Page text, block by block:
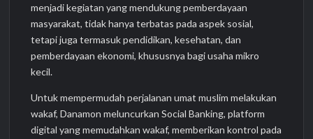
menjadi kegiatan yang mendukung pemberdayaan
masyarakat, tidak hanya terbatas pada aspek sosial,
tetapi juga termasuk pendidikan, kesehatan, dan
pemberdayaan ekonomi, khususnya bagi usaha mikro
kecil.
Untuk mempermudah perjalanan umat muslim melakukan
wakaf, Danamon meluncurkan Social Banking, platform
digital yang memudahkan wakaf, memberikan kontrol pada